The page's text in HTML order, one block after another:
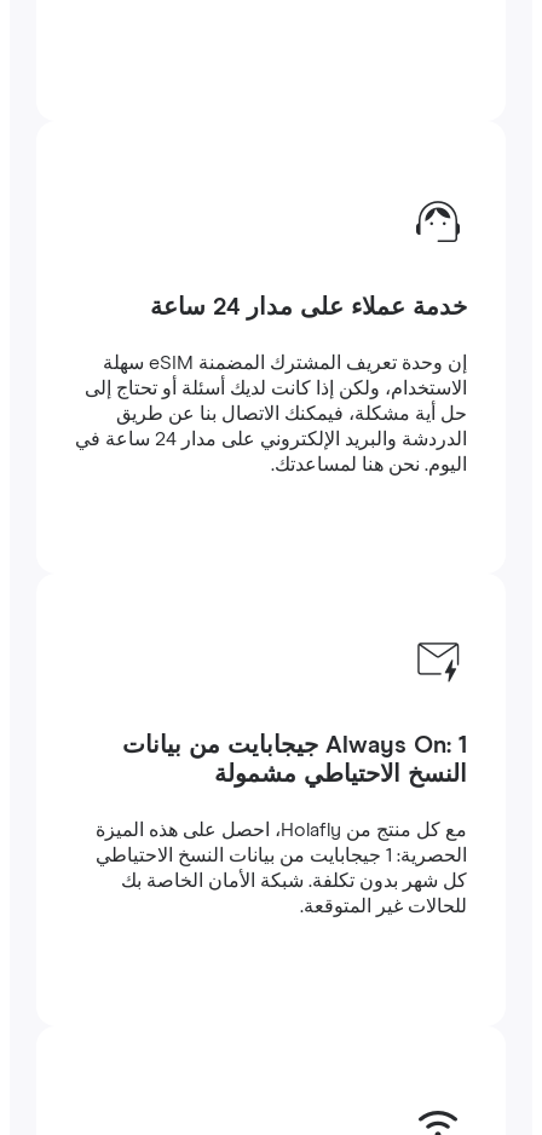
خدمة عملاء على مدار 24 ساعة
إن وحدة تعريف المشترك المضمنة eSIM سهلة
الاستخدام، ولكن إذا كانت لديك أسئلة أو تحتاج إلى
حل أية مشكلة، فيمكنك الاتصال بنا عن طريق
الدردشة والبريد الإلكتروني على مدار 24 ساعة في
اليوم. نحن هنا لمساعدتك.
Always On: 1 جيجابايت من بيانات
النسخ الاحتياطي مشمولة
مع كل منتج من Holafly، احصل على هذه الميزة
الحصرية: 1 جيجابايت من بيانات النسخ الاحتياطي
كل شهر بدون تكلفة. شبكة الأمان الخاصة بك
للحالات غير المتوقعة.